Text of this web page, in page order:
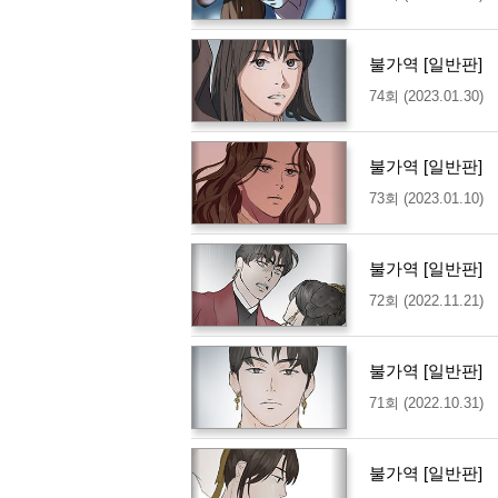
불가역 [일반판]
74회 (2023.01.30)
불가역 [일반판]
73회 (2023.01.10)
불가역 [일반판]
72회 (2022.11.21)
불가역 [일반판]
71회 (2022.10.31)
불가역 [일반판]